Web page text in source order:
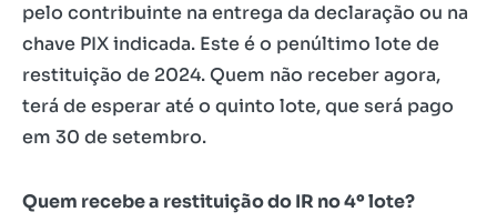
pelo contribuinte na entrega da declaração ou na
chave PIX indicada. Este é o penúltimo lote de
restituição de 2024. Quem não receber agora,
terá de esperar até o quinto lote, que será pago
em 30 de setembro.
Quem recebe a restituição do IR no 4º lote?